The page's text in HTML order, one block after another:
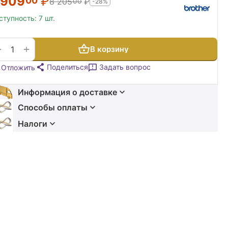
7 шт.
+ В корзину
Отложить Поделиться Задать вопрос
Информация о доставке
Способы оплаты
Налоги